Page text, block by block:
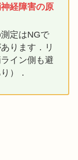
経障害の原
定はNGで
ります．リ
イン側も避
）．